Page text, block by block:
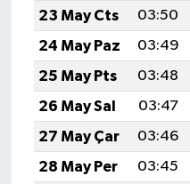
23 May Cts
03:50
24 May Paz
03:49
25 May Pts
03:48
26 May Sal
03:47
27 May Çar
03:46
28 May Per
03:45